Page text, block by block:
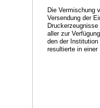
Die Vermischung
Versendung der
aller zur
den der Institution
resultierte in